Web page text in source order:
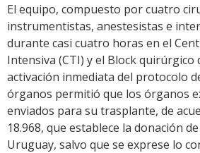
El equipo, compuesto por cuatro
instrumentistas, anestesistas e
durante casi cuatro horas en el
Intensiva (CTI) y el Block quirúrgico
activación inmediata del protocolo
órganos permitió que los órganos
enviados para su trasplante, de
18.968, que establece la donación
Uruguay, salvo que se exprese lo